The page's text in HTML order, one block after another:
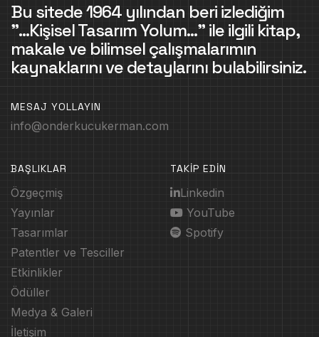
Bu sitede 1964 yılından beri izlediğim
"...Kişisel Tasarım Yolum..." ile ilgili kitap,
makale ve bilimsel çalışmalarımın
kaynaklarını ve detaylarını bulabilirsiniz.
MESAJ YOLLAYIN
info@onderkucukerman.com
BAŞLIKLAR
Özgeçmiş
Yayınlar
Tasarımlar
Patentler ve Tesciller
Etkinlikler
Ödüller
Medya & Galeri
İletişim
TAKİP EDİN
Linkedin
YouTube
Spotify